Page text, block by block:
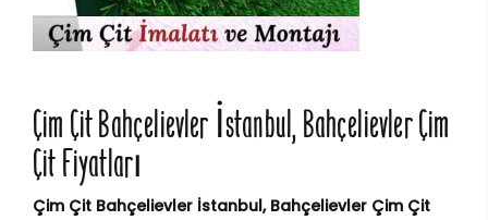
Çim Çit Bahçelievler İstanbul, Bahçelievler Çim
Çit Fiyatları
Çim Çit Bahçelievler İstanbul, Bahçelievler Çim Çit